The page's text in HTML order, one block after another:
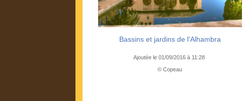
Bassins et jardins de l'Alhambra
Ajoutée le 01/09/2016 à 11:28
© Copeau